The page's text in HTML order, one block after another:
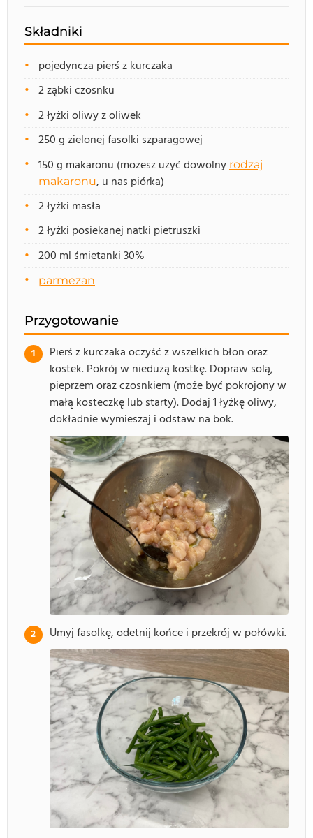
Składniki
pojedyncza pierś z kurczaka
2 ząbki czosnku
2 łyżki oliwy z oliwek
250 g zielonej fasolki szparagowej
150 g makaronu (możesz użyć dowolny rodzaj
makaronu, u nas piórka)
2 łyżki masła
2 łyżki posiekanej natki pietruszki
200 ml śmietanki 30%
parmezan
Przygotowanie
Pierś z kurczaka oczyść z wszelkich błon oraz
kostek. Pokrój w niedużą kostkę. Dopraw solą,
pieprzem oraz czosnkiem (może być pokrojony w
małą kosteczkę lub starty). Dodaj 1 łyżkę oliwy,
dokładnie wymieszaj i odstaw na bok.
Umyj fasolkę, odetnij końce i przekrój w połówki.